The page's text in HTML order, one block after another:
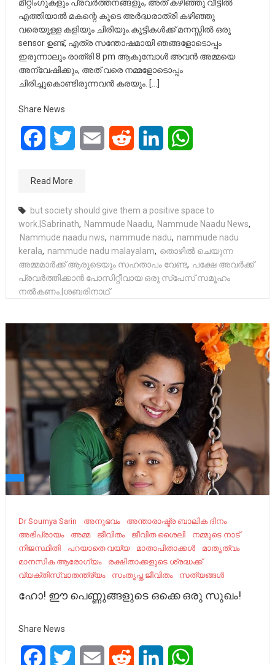
മീറ്റിംഗുകളും പ്രവർത്തനങ്ങളും, അത് കഴിഞ്ഞു വീട്ടിൽ
എത്തിയാൽ മകന്റെ കൂടെ അർദ്ധരാത്രി കഴിഞ്ഞു
വരെയുള്ള കളിയും ചിരിയും.കുട്ടികൾക്ക് മനസ്സിൽ ഒരു
sensor ഉണ്ട്‌, എത്ര സന്തോഷമായി ഞങ്ങളോടൊപ്പം
ഇരുന്നാലും രാത്രി 8 pm ആകുമ്പോൾ അവൻ അമ്മയെ
അന്വേഷിക്കും, അത് വരെ നമ്മളോടൊപ്പം
ചിരിച്ചുകൊണ്ടിരുന്നവൻ കരയും. […]
Share News
FacebookTwitter Email Reddit LinkedIn
Read More
but society should give them a positive space to
work.|Sabrinath, Nammude Naadu, Nammude Naadu News,
Nammude naadu nws, nammude nadu, nammude nadu
kerala, nammude nadu malayalam, തൊഴിൽ ചെയുന്ന
അമ്മമാർക്ക് ആരുടെയും സഹതാപം വേണ്ട, പക്ഷേ അവർക്ക്
പ്രവർത്തിക്കാൻ പോസിറ്റീവായ ഒരു സ്പേസ് സമൂഹം
നൽകണം.|ശബരിനാഥ്
Dr Soumya Sarin അനുഭവം
അന്താരാഷ്ട്ര ബാലിക ദിനം
അഭിപ്രായം
അമ്മ ജീവിതം ജീവിത ശൈലി
നമ്മുടെ നാട്‌
നിജസ്ഥിതി
പറയാതെ വയ്യ മാതാപിതാക്കൾ
മാതൃത്വം
മാനസിക ആരോഗ്യം
രക്ഷിതാക്കളുടെ ശ്രദ്ധക്ക്
വ്യ​ക്തി​സ്വാ​ത​ന്ത്ര്യം
സംതൃപ്ത ജീവിതം സത്യങ്ങൾ
ഹോ! ഈ പെണ്ണുങ്ങളുടെ ഒക്കെ ഒരു സുഖം!
Share News
FacebookTwitter Email Reddit LinkedIn